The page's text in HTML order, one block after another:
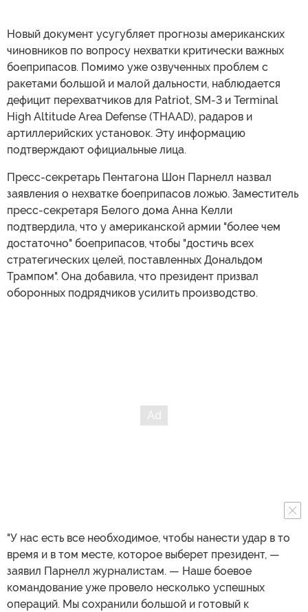
Новый документ усугубляет прогнозы американских
чиновников по вопросу нехватки критически важных
боеприпасов. Помимо уже озвученных проблем с
ракетами большой и малой дальности, наблюдается
дефицит перехватчиков для Patriot, SM-3 и Terminal
High Altitude Area Defense (THAAD), радаров и
артиллерийских установок. Эту информацию
подтверждают официальные лица.
Пресс-секретарь Пентагона Шон Парнелл назвал
заявления о нехватке боеприпасов ложью. Заместитель
пресс-секретаря Белого дома Анна Келли
подтвердила, что у американской армии "более чем
достаточно" боеприпасов, чтобы "достичь всех
стратегических целей, поставленных Дональдом
Трампом". Она добавила, что президент призвал
оборонных подрядчиков усилить производство.
"У нас есть все необходимое, чтобы нанести удар в то
время и в том месте, которое выберет президент, —
заявил Парнелл журналистам. — Наше боевое
командование уже провело несколько успешных
операций. Мы сохранили большой и готовый к